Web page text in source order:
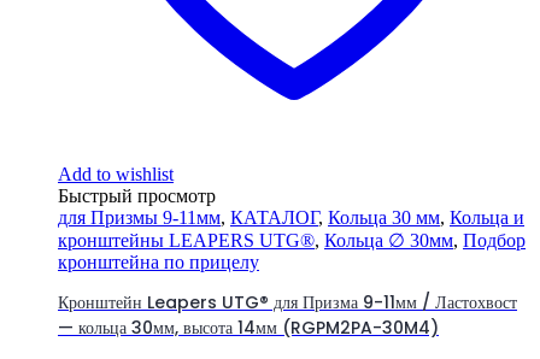
Add to wishlist
Быстрый просмотр
для Призмы 9-11мм, КАТАЛОГ, Кольца 30 мм, Кольца и
кронштейны LEAPERS UTG®, Кольца ∅ 30мм, Подбор
кронштейна по прицелу
Кронштейн Leapers UTG® для Призма 9-11мм / Ластохвост
— кольца 30мм, высота 14мм (RGPM2PA-30M4)